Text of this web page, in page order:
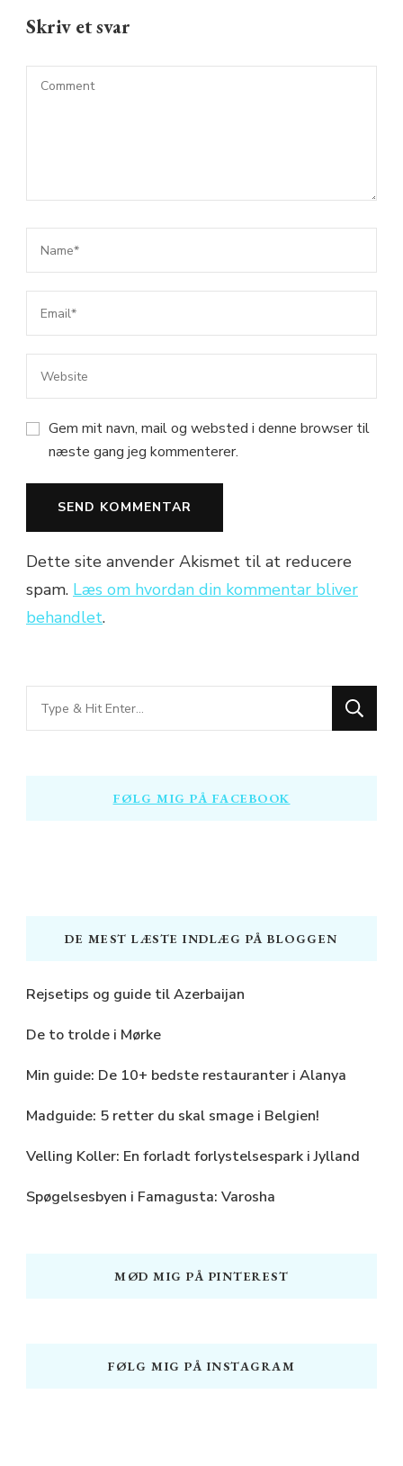
Skriv et svar
Gem mit navn, mail og websted i denne browser til
næste gang jeg kommenterer.
Dette site anvender Akismet til at reducere
spam. Læs om hvordan din kommentar bliver
behandlet.
Looking
for
FØLG MIG PÅ FACEBOOK
DE MEST LÆSTE INDLÆG PÅ BLOGGEN
Rejsetips og guide til Azerbaijan
De to trolde i Mørke
Min guide: De 10+ bedste restauranter i Alanya
Madguide: 5 retter du skal smage i Belgien!
Velling Koller: En forladt forlystelsespark i Jylland
Spøgelsesbyen i Famagusta: Varosha
MØD MIG PÅ PINTEREST
FØLG MIG PÅ INSTAGRAM